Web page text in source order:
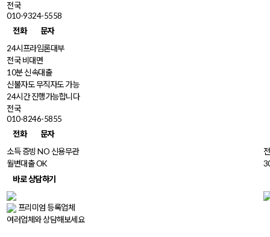
전국
010-9324-5558
전화
문자
24시프라임론대부
전국 비대면
10분 신속대출
신불자도 무직자도 가능
24시간 진행가능합니다
전국
010-8246-5855
전화
문자
소득 증빙 NO 신용무관
월변대출 OK
바로 상담하기
프리미엄 등록업체
여러업체와상담해보세요